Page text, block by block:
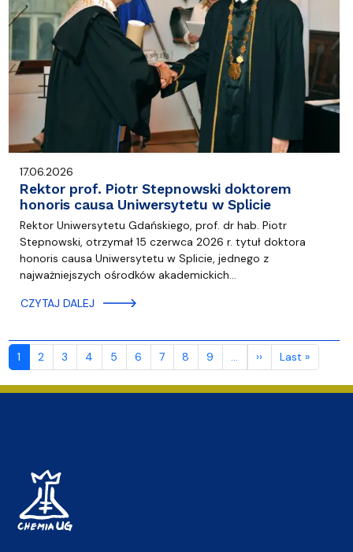
17.06.2026
Rektor prof. Piotr Stepnowski doktorem
honoris causa Uniwersytetu w Splicie
Rektor Uniwersytetu Gdańskiego, prof. dr hab. Piotr
Stepnowski, otrzymał 15 czerwca 2026 r. tytuł doktora
honoris causa Uniwersytetu w Splicie, jednego z
najważniejszych ośrodków akademickich…
CZYTAJ DALEJ
Stronicowanie
1 2 3 4 5 6 7 8 9 … ››Następna strona
Last »